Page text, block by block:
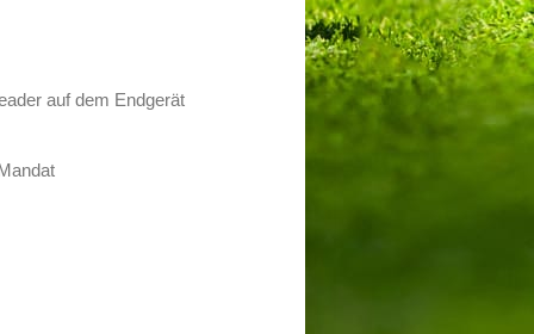
auf dem Endgerät